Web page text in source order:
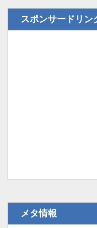
スポンサードリン
メタ情報